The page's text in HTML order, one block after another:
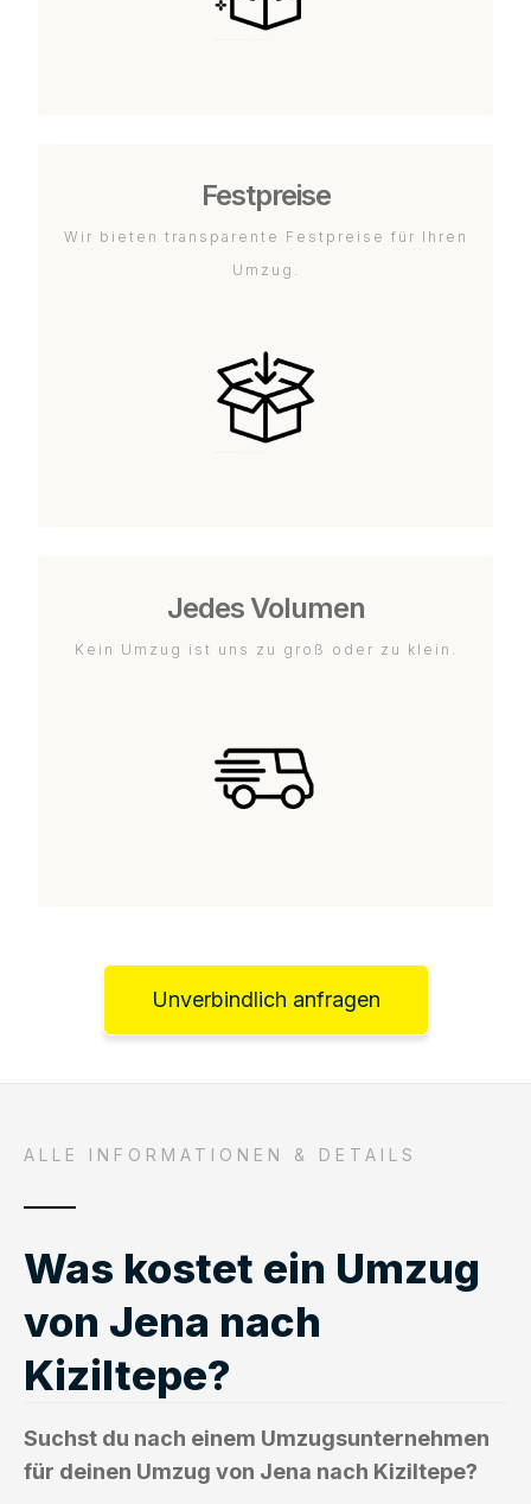
Festpreise
Wir bieten transparente Festpreise für Ihren
Umzug.
Jedes Volumen
Kein Umzug ist uns zu groß oder zu klein.
Unverbindlich anfragen
ALLE INFORMATIONEN & DETAILS
Was kostet ein Umzug
von Jena nach
Kiziltepe?
Suchst du nach einem Umzugsunternehmen
für deinen Umzug von Jena nach Kiziltepe?